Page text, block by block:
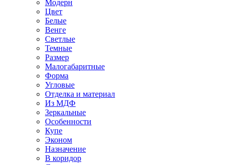
Модерн
Цвет
Белые
Венге
Светлые
Темные
Размер
Малогабаритные
Форма
Угловые
Отделка и материал
Из МДФ
Зеркальные
Особенности
Купе
Эконом
Назначение
В коридор